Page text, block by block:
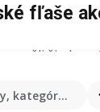
kategórie,
fľaše
žiadne
v
Ashwagandha